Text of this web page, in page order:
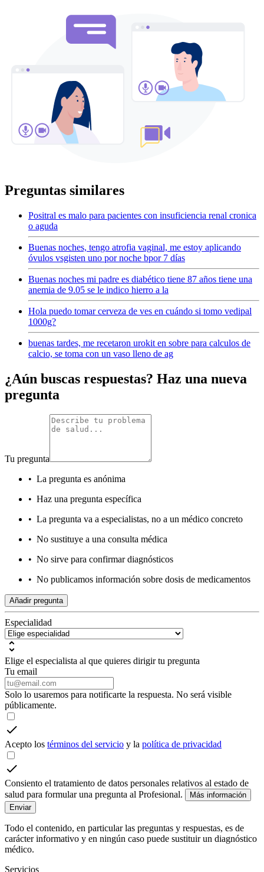
Preguntas similares
Positral es malo para pacientes con insuficiencia renal cronica
o aguda
Buenas noches, tengo atrofia vaginal, me estoy aplicando
óvulos vsgisten uno por noche bpor 7 días
Buenas noches mi padre es diabético tiene 87 años tiene una
anemia de 9.05 se le indico hierro a la
Hola puedo tomar cerveza de ves en cuándo si tomo vedipal
1000g?
buenas tardes, me recetaron urokit en sobre para calculos de
calcio, se toma con un vaso lleno de ag
¿Aún buscas respuestas? Haz una nueva
pregunta
Tu pregunta
• La pregunta es anónima
• Haz una pregunta específica
• La pregunta va a especialistas, no a un médico concreto
• No sustituye a una consulta médica
• No sirve para confirmar diagnósticos
• No publicamos información sobre dosis de medicamentos
Añadir pregunta
Especialidad
Elige el especialista al que quieres dirigir tu pregunta
Tu email
Solo lo usaremos para notificarte la respuesta. No será visible
públicamente.
Acepto los términos del servicio y la política de privacidad
Consiento el tratamiento de datos personales relativos al estado de
salud para formular una pregunta al Profesional.
Más información
Enviar
Todo el contenido, en particular las preguntas y respuestas, es de
carácter informativo y en ningún caso puede sustituir un diagnóstico
médico.
Servicios